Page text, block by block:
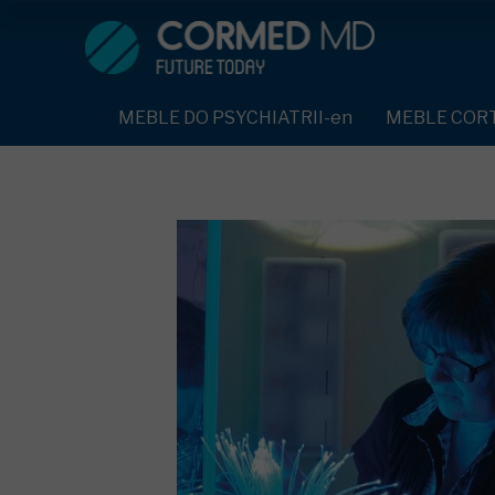
MEBLE DO PSYCHIATRII-en
DOSTAWKA SZPITALNA-en
MEBLE PIANKOWE FEEK
MEBLE BEHAWIORALNE-en
MEBLE
MEBLE DO PSYCHIATRII-en
DOSTAWKA SZPITALNA-en
SZAFY UBRANIOWE Z LAMINATU-en
SZAFKI PRZYŁÓŻKOWE-en
MEBLE BEHAWIORALNE-en
SPRZĘT DO
OCHRANIACZ
KASK
MASKA
BODYFIX
KAMIZELKA
FOTEL